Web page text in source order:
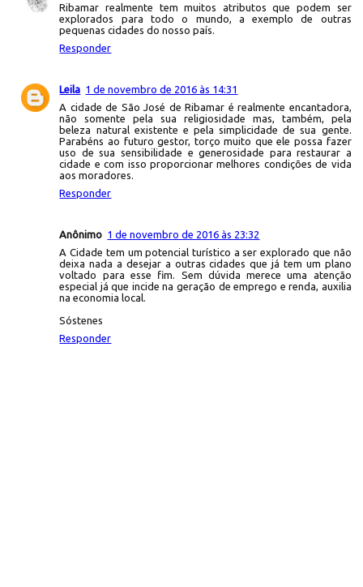
Ribamar realmente tem muitos atributos que podem ser
explorados para todo o mundo, a exemplo de outras
pequenas cidades do nosso país.
Responder
Leila 1 de novembro de 2016 às 14:31
A cidade de São José de Ribamar é realmente encantadora,
não somente pela sua religiosidade mas, também, pela
beleza natural existente e pela simplicidade de sua gente.
Parabéns ao futuro gestor, torço muito que ele possa fazer
uso de sua sensibilidade e generosidade para restaurar a
cidade e com isso proporcionar melhores condições de vida
aos moradores.
Responder
Anônimo 1 de novembro de 2016 às 23:32
A Cidade tem um potencial turístico a ser explorado que não
deixa nada a desejar a outras cidades que já tem um plano
voltado para esse fim. Sem dúvida merece uma atenção
especial já que incide na geração de emprego e renda, auxilia
na economia local.
Sóstenes
Responder